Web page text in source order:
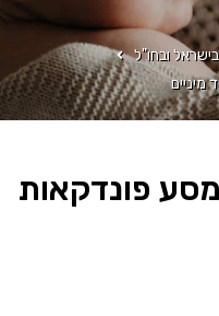
ובחו"ל
מיניים
פונדקאות